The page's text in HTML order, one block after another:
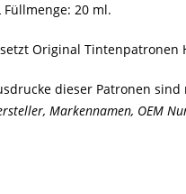
Füllmenge: 20 ml.
Original Tintenpatronen
dieser Patronen
Markennamen, OEM